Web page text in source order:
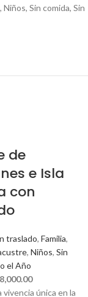
, Niños, Sin comida, Sin
de
e Isla
con
traslado, Familia,
, Niños, Sin
el Año
única en la